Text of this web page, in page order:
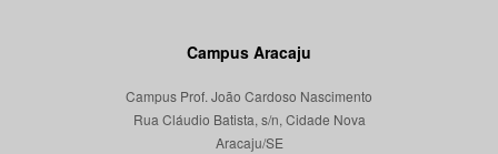
Campus Aracaju
Campus Prof. João Cardoso Nascimento
Rua Cláudio Batista, s/n, Cidade Nova
Aracaju/SE